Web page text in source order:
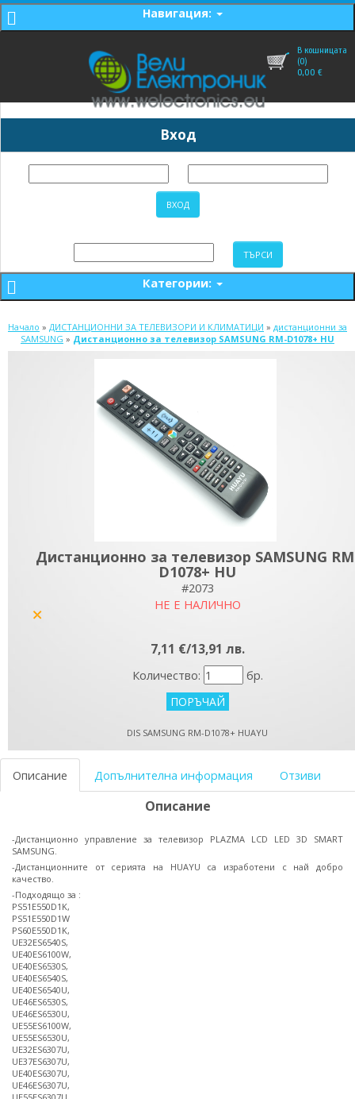
Навигация:
В кошницата
(0)
0,00 €
Вход
Категории:
Начало » ДИСТАНЦИОННИ ЗА ТЕЛЕВИЗОРИ И КЛИМАТИЦИ » дистанционни за
SAMSUNG » Дистанционно за телевизор SAMSUNG RM-D1078+ HU
Дистанционно за телевизор SAMSUNG
D1078+ HU
#2073
НЕ Е НАЛИЧНО
7,11 €/13,91 лв.
Количество: бр.
DIS SAMSUNG RM-D1078+ HUAYU
Описание Допълнителна информация Отзиви
Описание
-Дистанционно управление за телевизор PLAZMA LCD LED 3D SMART
SAMSUNG.
-Дистанционните от серията на HUAYU са изработени с най добро
качество.
-Подходящо за :
PS51E550D1K,
PS51E550D1W
PS60E550D1K,
UE32ES6540S,
UE40ES6100W,
UE40ES6530S,
UE40ES6540S,
UE40ES6540U,
UE46ES6530S,
UE46ES6530U,
UE55ES6100W,
UE55ES6530U,
UE32ES6307U,
UE37ES6307U,
UE40ES6307U,
UE46ES6307U,